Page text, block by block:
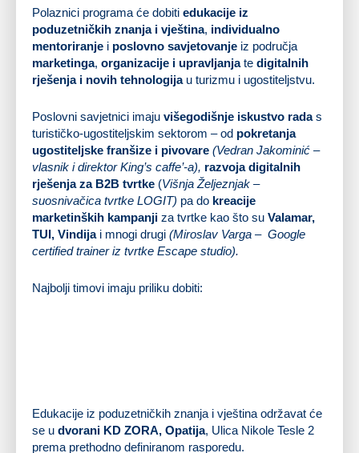
Polaznici programa će dobiti edukacije iz
poduzetničkih znanja i vještina, individualno
mentoriranje i poslovno savjetovanje iz područja
marketinga, organizacije i upravljanjate digitalnih
rješenja i novih tehnologijau turizmu i ugostiteljstvu.
Poslovni savjetnici imaju višegodišnje iskustvo radas
turističko-ugostiteljskim sektorom – od pokretanja
ugostiteljske franšize i pivovare (Vedran Jakominić –
vlasnik i direktor King’s caffe’-a), razvoja digitalnih
rješenja za B2B tvrtke (Višnja Željeznjak –
suosnivačica tvrtke LOGIT) pa do kreacije
marketinških kampanji za tvrtke kao što su Valamar,
TUI, Vindijai mnogi drugi (Miroslav Varga – Google
certified trainer iz tvrtke Escape studio).
Najbolji timovi imaju priliku dobiti:
Edukacije iz poduzetničkih znanja i vještina održavat će
se u dvorani KD ZORA, Opatija, Ulica Nikole Tesle 2
prema prethodno definiranom rasporedu.